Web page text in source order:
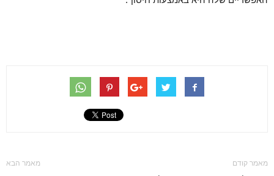
מאמר קודם מאמר הבא